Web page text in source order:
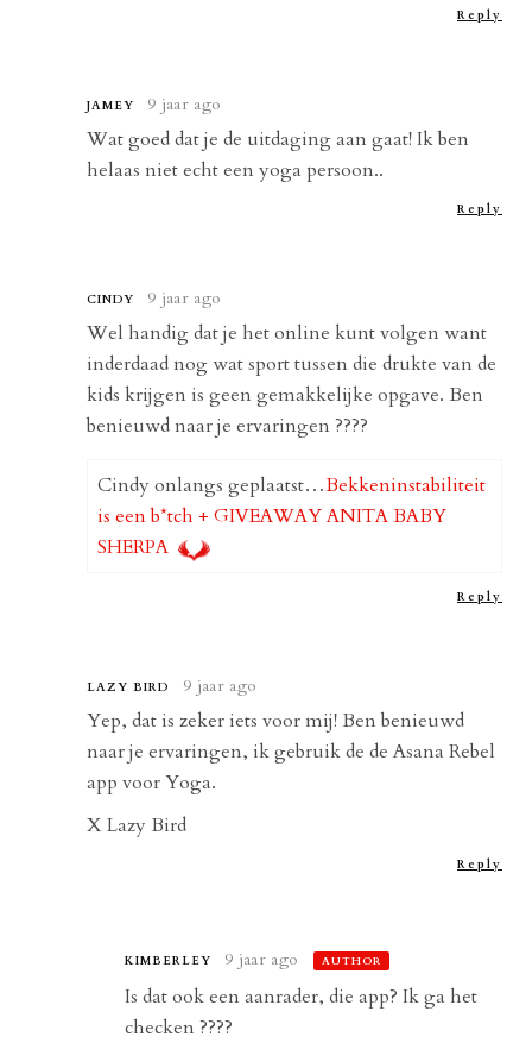
Reply
JAMEY 9 jaar ago
Wat goed dat je de uitdaging aan gaat! Ik ben
helaas niet echt een yoga persoon..
Reply
CINDY 9 jaar ago
Wel handig dat je het online kunt volgen want
inderdaad nog wat sport tussen die drukte van de
kids krijgen is geen gemakkelijke opgave. Ben
benieuwd naar je ervaringen ????
Cindy onlangs geplaatst…Bekkeninstabiliteit
is een b*tch + GIVEAWAY ANITA BABY
SHERPA
Reply
LAZY BIRD 9 jaar ago
Yep, dat is zeker iets voor mij! Ben benieuwd
naar je ervaringen, ik gebruik de de Asana Rebel
app voor Yoga.
X Lazy Bird
Reply
KIMBERLEY 9 jaar ago AUTHOR
Is dat ook een aanrader, die app? Ik ga het
checken ????